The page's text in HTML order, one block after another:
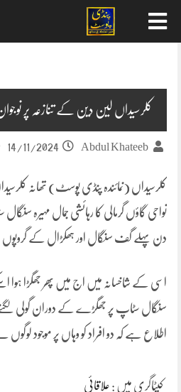
کلرسیداں لین دین کے تنازعہ پر
Abdul Khateeb
14/11/2024
کلرسیداں (نمائندہ پنڈی پوسٹ) تھانہ
نواحی گاؤں گرمالی کا رہائشی جمال مہیرہ
دن پہلے گف سنگال اور ہھکڑال کے گروپوں
اسی کے شاخسانہ میں اج میں پھر جھگڑا ہوا
سنگال سٹاپ پر جھگڑے کے دوران گولی
اطلاع ہے کہ دو افراد کو وہاں پر موجود لوگوں نے
کیٹاگری میں : علاقائی